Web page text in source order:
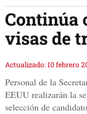
Continúa
visas de
Actualizado: 10 febrero
Personal de la
EEUU realizarán la
selección de